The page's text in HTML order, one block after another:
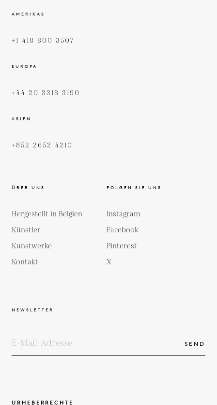
AMERIKAS
+1 418 800 3507
EUROPA
+44 20 3318 3190
ASIEN
+852 2652 4210
ÜBER UNS
Hergestellt in Belgien
Künstler
Kunstwerke
Kontakt
FOLGEN SIE UNS
Instagram
Facebook
Pinterest
X
NEWSLETTER
SEND
URHEBERRECHTE